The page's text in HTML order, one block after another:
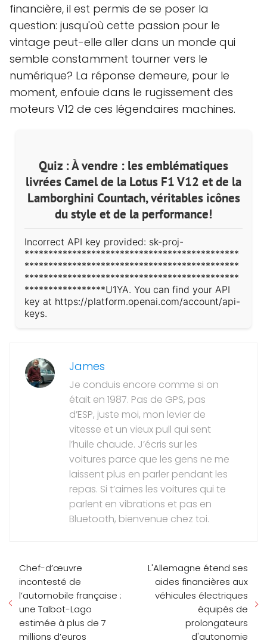
financière, il est permis de se poser la
question: jusqu'où cette passion pour le
vintage peut-elle aller dans un monde qui
semble constamment tourner vers le
numérique? La réponse demeure, pour le
moment, enfouie dans le rugissement des
moteurs V12 de ces légendaires machines.
Quiz : À vendre : les emblématiques
livrées Camel de la Lotus F1 V12 et de la
Lamborghini Countach, véritables icônes
du style et de la performance!
Incorrect API key provided: sk-proj-
*********************************************
*********************************************
*********************************************
*****************U1YA. You can find your API
key at https://platform.openai.com/account/api-
keys.
James
Je conduis encore comme si on
était en 1987. Pas de GPS, pas
d’ESP, juste moi, mon levier de
vitesse et un vieux pull qui sent
l’huile chaude. J’écris sur les
voitures parce que les gens ne me
laissent plus en parler pendant les
repas. Si t’aimes les voitures qui te
parlent en vibrations et pas en
Bluetooth, bienvenue chez toi.
Chef-d’œuvre
incontesté de
l’automobile française :
une Talbot-Lago
estimée à plus de 7
millions d’euros
L'Allemagne étend ses
aides financières aux
véhicules électriques
équipés de
prolongateurs
d'autonomie